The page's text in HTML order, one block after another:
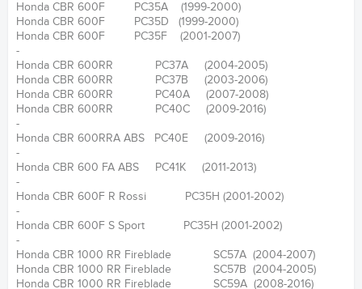
Honda CBR 600F PC35A (1999-2000)
Honda CBR 600F PC35D (1999-2000)
Honda CBR 600F PC35F (2001-2007)
-
Honda CBR 600RR PC37A (2004-2005)
Honda CBR 600RR PC37B (2003-2006)
Honda CBR 600RR PC40A (2007-2008)
Honda CBR 600RR PC40C (2009-2016)
-
Honda CBR 600RRA ABS PC40E (2009-2016)
-
Honda CBR 600 FA ABS PC41K (2011-2013)
-
Honda CBR 600F R Rossi PC35H (2001-2002)
-
Honda CBR 600F S Sport PC35H (2001-2002)
-
Honda CBR 1000 RR Fireblade SC57A (2004-2007)
Honda CBR 1000 RR Fireblade SC57B (2004-2005)
Honda CBR 1000 RR Fireblade SC59A (2008-2016)